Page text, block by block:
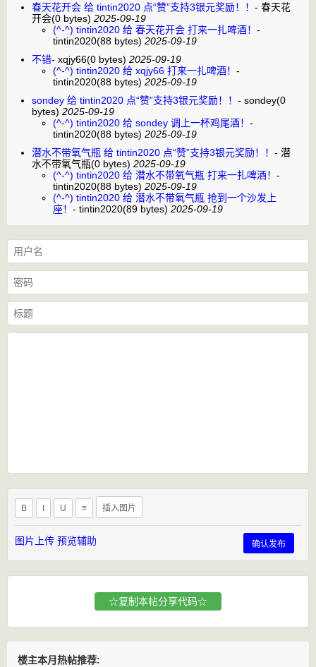
春天花开会 给 tintin2020 点“赞”支持3银元奖励！！ - 春天花
开会(0 bytes) 2025-09-19
(^-^) tintin2020 给 春天花开会 打来一扎啤酒！ -
tintin2020(88 bytes) 2025-09-19
不错- xqjy66(0 bytes) 2025-09-19
(^-^) tintin2020 给 xqjy66 打来一扎啤酒！ -
tintin2020(88 bytes) 2025-09-19
sondey 给 tintin2020 点“赞”支持3银元奖励！！ - sondey(0
bytes) 2025-09-19
(^-^) tintin2020 给 sondey 调上一杯鸡尾酒！ -
tintin2020(88 bytes) 2025-09-19
潜水不带氧气瓶 给 tintin2020 点“赞”支持3银元奖励！！ - 潜
水不带氧气瓶(0 bytes) 2025-09-19
(^-^) tintin2020 给 潜水不带氧气瓶 打来一扎啤酒！ -
tintin2020(88 bytes) 2025-09-19
(^-^) tintin2020 给 潜水不带氧气瓶 抢到一个沙发上
座！ - tintin2020(89 bytes) 2025-09-19
B I U ≡ 插入图片
图片上传 预览辅助 确认发布
☆复制本帖分享代码☆
楼主本月热帖推荐: